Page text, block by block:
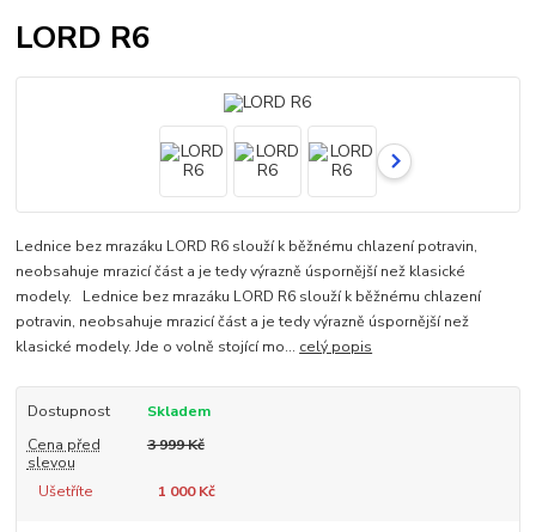
LORD R6
Lednice bez mrazáku LORD R6 slouží k běžnému chlazení potravin,
neobsahuje mrazicí část a je tedy výrazně úspornější než klasické
modely. Lednice bez mrazáku LORD R6 slouží k běžnému chlazení
potravin, neobsahuje mrazicí část a je tedy výrazně úspornější než
klasické modely. Jde o volně stojící mo... celý popis
Dostupnost
Skladem
Cena před
slevou
3 999 Kč
Ušetříte 1 000 Kč